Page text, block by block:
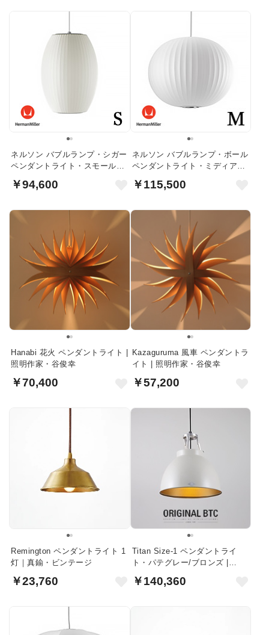
ネルソン バブルランプ・シガー
ペンダントライト・スモール｜
￥94,600
ネルソン バブルランプ・ボール
ペンダントライト・ミディアム
￥115,500
Hanabi 花火 ペンダントライト |
照明作家・谷俊幸
￥70,400
Kazaguruma 風車 ペンダントラ
イト | 照明作家・谷俊幸
￥57,200
Remington ペンダントライト 1
灯｜真鍮・ビンテージ
￥23,760
Titan Size-1 ペンダントライ
ト・パテグレー/ブロンズ |
￥140,360